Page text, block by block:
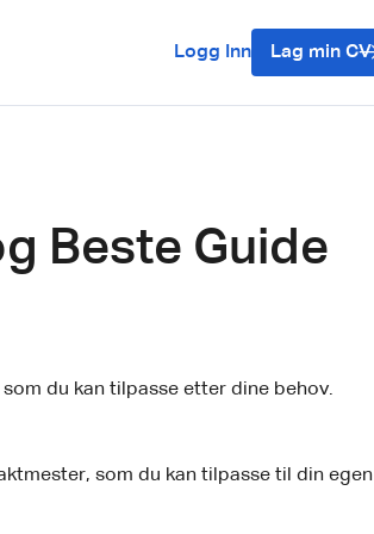
Logg Inn Lag min CV
Beste Guide
du kan tilpasse etter dine behov.
som du kan tilpasse til din egen